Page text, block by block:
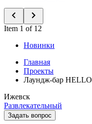
Item 1 of 12
Новинки
Главная
Проекты
Лаундж-бар HELLO
Ижевск
Развлекательный
Задать вопрос